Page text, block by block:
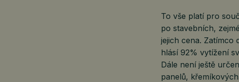
To vše platí pro
po stavebních,
jejich cena. Zatímco
hlásí 92% vytížení
Dále není ještě
panelů,